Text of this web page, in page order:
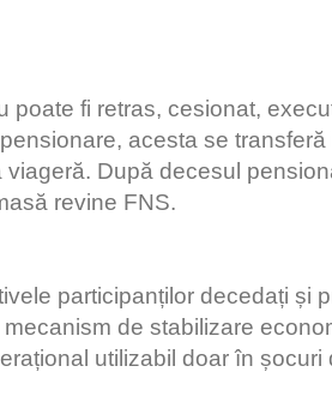
poate fi retras, cesionat,
acesta se
După decesul
revine FNS.
participanților decedați și
de stabilizare
utilizabil doar în șocuri